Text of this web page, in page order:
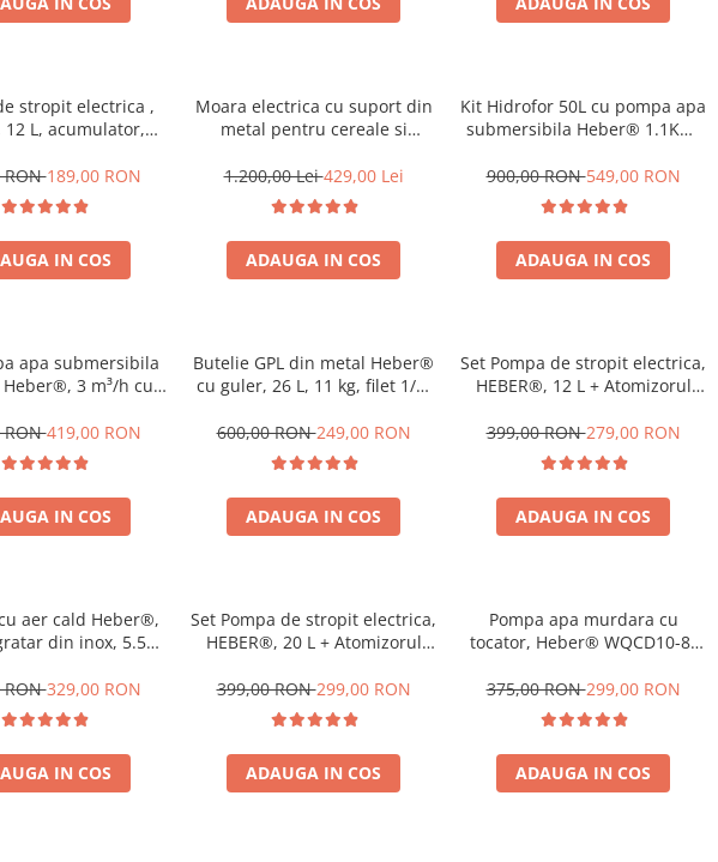
stropit electrica ,
12 L, acumulator,
incluse
RON189,00 RON
IN COS
Moara electrica cu suport din
metal pentru cereale si
Mare, motor 3,5 kw (100%
cupru), 3000 rpm, 300 kg/h, 4
site de rezerva, 20 ciocanele
1.200,00 Lei429,00 Lei
ADAUGA IN COS
Kit Hidrofor 50L cu pompa apa
submersibila Heber® 1.1KW,
complet
900,00 RON549,00 RON
ADAUGA IN COS
apa submersibila
Heber®, 3 m³/h cu
vasul de
expansiune
RON419,00 RON
IN COS
Butelie GPL din metal Heber®
cu guler, 26 L, 11 kg, filet 1/2,
600,00 RON249,00 RON
ADAUGA IN COS
Set Pompa de stropit electrica,
HEBER®, 12 L + Atomizorul
399,00 RON279,00 RON
ADAUGA IN COS
aer cald Heber®,
din inox, 5.5L,
8 programe,
fryer Gama 2025
RON329,00 RON
IN COS
Set Pompa de stropit electrica,
HEBER®, 20 L + Atomizorul
399,00 RON299,00 RON
ADAUGA IN COS
Pompa apa murdara cu
tocator, Heber® WQCD10-8-
refulare 8 m, submersibila
375,00 RON299,00 RON
ADAUGA IN COS